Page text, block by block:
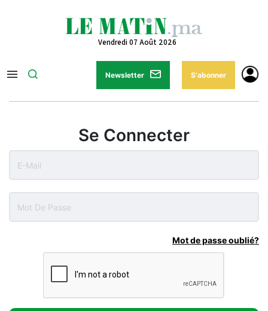
Vendredi 07 Août 2026
Newsletter S'abonner
Se Connecter
Mot de passe oublié?